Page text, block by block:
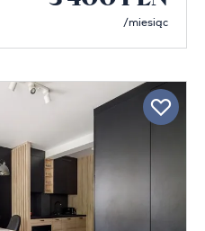
/miesiąc